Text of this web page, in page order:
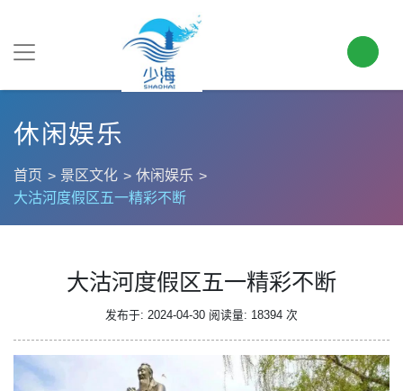
休闲娱乐
首页 景区文化
休闲娱乐
大沽河度假区五一精彩不断
大沽河度假区五一精彩不断
发布于: 2024-04-30 阅读量: 18394 次